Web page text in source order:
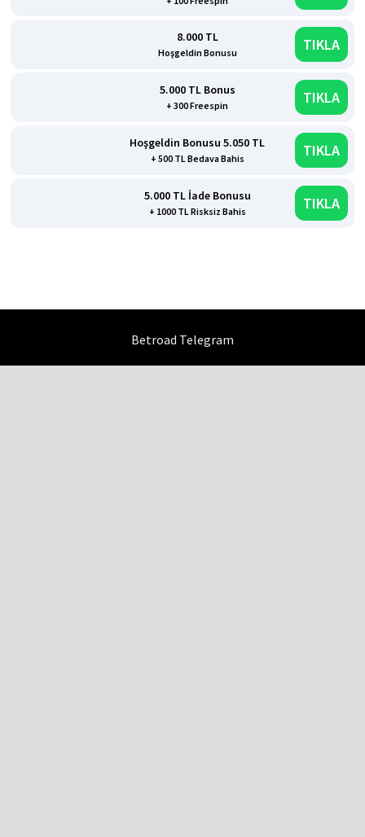
+ 100 Freespin
8.000 TL
Hoşgeldin Bonusu TIKLA
5.000 TL Bonus TIKLA
Hoşgeldin Bonusu 5.050 TL TIKLA
5.000 TL İade Bonusu TIKLA